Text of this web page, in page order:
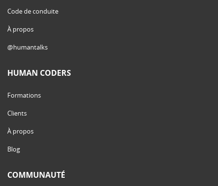
Code de conduite
À propos
@humantalks
HUMAN CODERS
Formations
Clients
À propos
Blog
COMMUNAUTÉ